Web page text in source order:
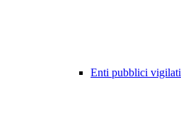
Enti pubblici vigilati